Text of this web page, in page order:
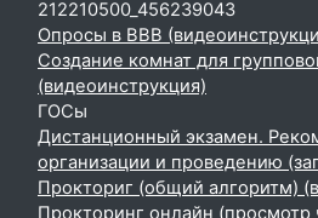
212210500_456239043
Опросы в BBB
Создание комнат для
(видеоинструкция)
ГОСы
Дистанционный экзамен.
организации и проведению
Прокториг (общий алгоритм)
Прокторинг онлайн